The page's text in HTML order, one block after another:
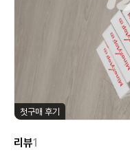
첫구매 후기
리뷰1